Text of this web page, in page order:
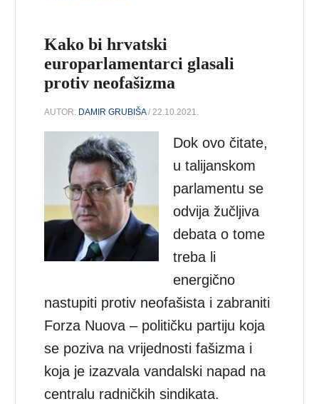
Kako bi hrvatski
europarlamentarci glasali
protiv neofašizma
AUTOR: DAMIR GRUBIŠA/ 22.10.2021.
Dok ovo čitate,
u talijanskom
parlamentu se
odvija žučljiva
debata o tome
treba li
energično
nastupiti protiv neofašista i zabraniti
Forza Nuova – političku partiju koja
se poziva na vrijednosti fašizma i
koja je izazvala vandalski napad na
centralu radničkih sindikata.